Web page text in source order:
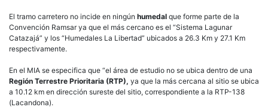
El tramo carretero no incide en ningún humedal que forme parte de la
Convención Ramsar ya que el más cercano es el “Sistema Lagunar
Catazajá” y los “Humedales La Libertad” ubicados a 26.3 Km y 27.1 Km
respectivamente.
En el MIA se especifica que “el área de estudio no se ubica dentro de una
Región Terrestre Prioritaria (RTP), ya que la más cercana al sitio se ubica
a 10.12 km en dirección sureste del sitio, correspondiente a la RTP-138
(Lacandona).